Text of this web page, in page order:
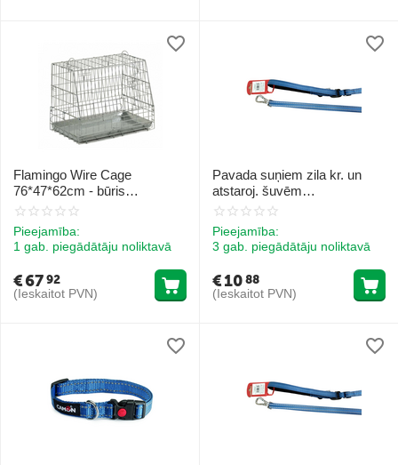
Flamingo Wire Cage
76*47*62cm - būris
automašīnai
Pieejamība:
1 gab. piegādātāju noliktavā
€6792
(Ieskaitot PVN)
Pavada suņiem zila kr. un
atstaroj. šuvēm
15x1200/2000mm
Pieejamība:
3 gab. piegādātāju noliktavā
€1088
(Ieskaitot PVN)